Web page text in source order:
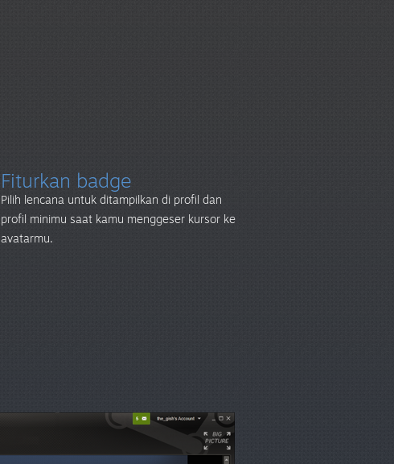
Fiturkan badge
Pilih lencana untuk ditampilkan di profil dan
profil minimu saat kamu menggeser kursor ke
avatarmu.